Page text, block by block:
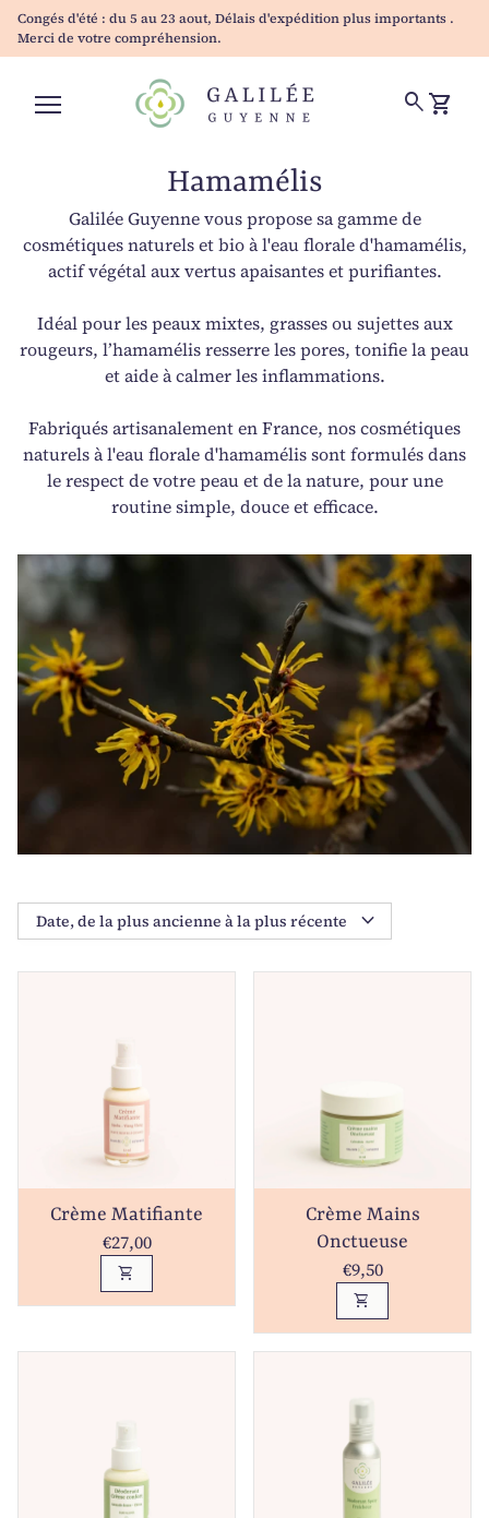
Skip to content
Congés d'été : du 5 au 23 aout, Délais d'expédition plus importants .
Merci de votre compréhension.
Navigation mobile
Accueil
search Voir
shopping_cart
Hamamélis
Galilée Guyenne vous propose sa gamme de
cosmétiques naturels et bio à l'eau florale d'hamamélis,
actif végétal aux vertus apaisantes et purifiantes.
Idéal pour les peaux mixtes, grasses ou sujettes aux
rougeurs, l’hamamélis resserre les pores, tonifie la peau
et aide à calmer les inflammations.
Fabriqués artisanalement en France, nos cosmétiques
naturels à l'eau florale d'hamamélis sont formulés dans
le respect de votre peau et de la nature, pour une
routine simple, douce et efficace.
expand_more
Crème Matifiante
Prix normal
€27,00
shopping_cart
Crème Mains
Onctueuse
Prix normal
€9,50
shopping_cart